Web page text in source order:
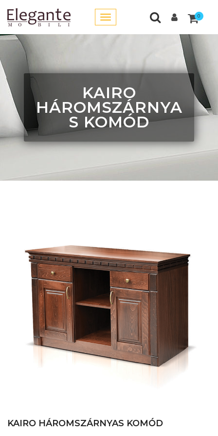
0
KAIRO
HÁROMSZÁRNYA
S KOMÓD
KAIRO HÁROMSZÁRNYAS KOMÓD